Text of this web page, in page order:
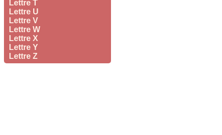
Lettre T
Lettre U
Lettre V
Lettre W
Lettre X
Lettre Y
Lettre Z